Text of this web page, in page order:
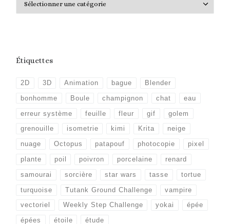
Étiquettes
2D 3D Animation bague Blender
bonhomme Boule champignon chat eau
erreur système feuille fleur gif golem
grenouille isometrie kimi Krita neige
nuage Octopus patapouf photocopie pixel
plante poil poivron porcelaine renard
samourai sorcière star wars tasse tortue
turquoise Tutank Ground Challenge vampire
vectoriel Weekly Step Challenge yokai épée
épées étoile étude